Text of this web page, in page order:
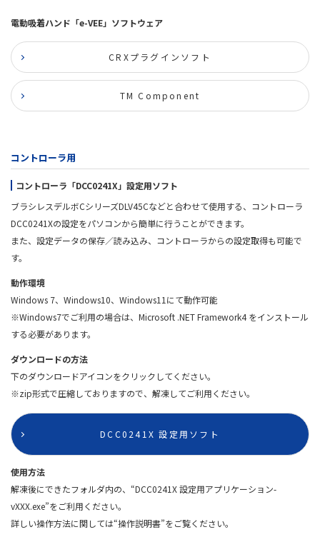
電動吸着ハンド「e-VEE」ソフトウェア
CRXプラグインソフト
TM Component
コントローラ用
コントローラ「DCC0241X」設定用ソフト
ブラシレスデルボCシリーズDLV45Cなどと合わせて使用する、コントローラ
DCC0241Xの設定をパソコンから簡単に行うことができます。
また、設定データの保存／読み込み、コントローラからの設定取得も可能で
す。
動作環境
Windows 7、Windows10、Windows11にて動作可能
※Windows7でご利用の場合は、Microsoft .NET Framework4 をインストール
する必要があります。
ダウンロードの方法
下のダウンロードアイコンをクリックしてください。
※zip形式で圧縮しておりますので、解凍してご利用ください。
DCC0241X 設定用ソフト
使用方法
解凍後にできたフォルダ内の、“DCC0241X 設定用アプリケーション-
vXXX.exe”をご利用ください。
詳しい操作方法に関しては“操作説明書”をご覧ください。